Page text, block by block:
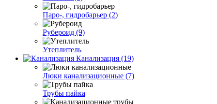
Паро-, гидробарьер (2)
Рубероид (9)
Утеплитель
Канализация (19)
Люки канализационные (7)
Трубы пайка